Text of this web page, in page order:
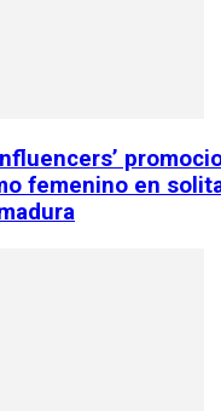
femenino en